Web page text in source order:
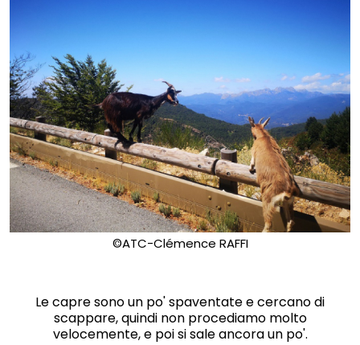
©ATC-Clémence RAFFI
Le capre sono un po' spaventate e cercano di
scappare, quindi non procediamo molto
velocemente, e poi si sale ancora un po'.